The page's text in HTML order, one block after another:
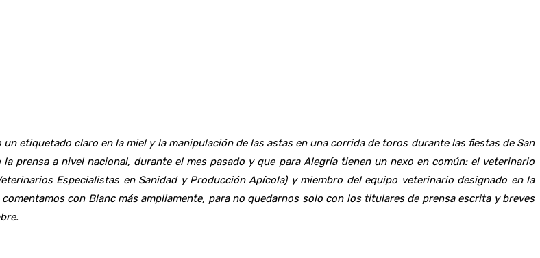
etiquetado claro en la miel y la manipulación de las astas en una corrida de toros durante las fiestas de San
prensa a nivel nacional, durante el mes pasado y que para Alegría tienen un nexo en común: el veterinario
Especialistas en Sanidad y Producción Apícola) y miembro del equipo veterinario designado en la
con Blanc más ampliamente, para no quedarnos solo con los titulares de prensa escrita y breves